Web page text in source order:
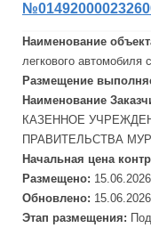
Наименование
легкового автомобиля
Размещение
Наименование
КАЗЕННОЕ
ПРАВИТЕЛЬСТВА
Начальная цена
Размещено: 15.06.2026
Обновлено: 15.06.2026
Этап размещения: